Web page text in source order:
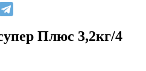
Плюс 3,2кг/4